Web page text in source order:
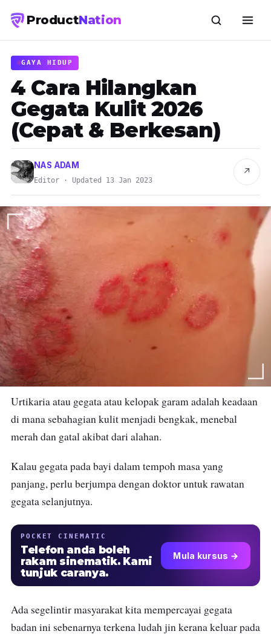
ProductNation
GAYA HIDUP
4 Cara Hilangkan
Gegata Kulit 2026
(Cepat & Berkesan)
NAS ADAM
Editor · Updated 13 Jan 2023
↗
Urtikaria atau gegata atau kelopak garam adalah keadaan
di mana sebahagian kulit menjadi bengkak, menebal
merah dan gatal akibat dari alahan.
Kalau gegata pada bayi dalam tempoh masa yang
panjang, perlu berjumpa dengan doktor untuk rawatan
gegata selanjutnya.
POCKET CINEMATIC
Telefon anda boleh
rakam sinematik. Kami
tunjuk caranya.
Mula kursus →
Ada segelintir masyarakat kita mempercayai gegata
badan ini sebenarnya terkena ludah jin kerana keluar pada